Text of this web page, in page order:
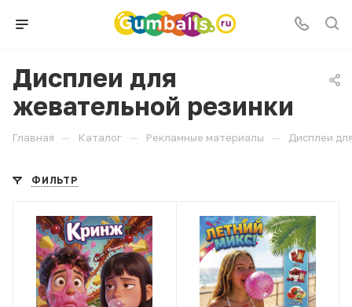
Дисплеи для
жевательной резинки
Главная — Каталог — Рекламные материалы — Дисплеи
ФИЛЬТР